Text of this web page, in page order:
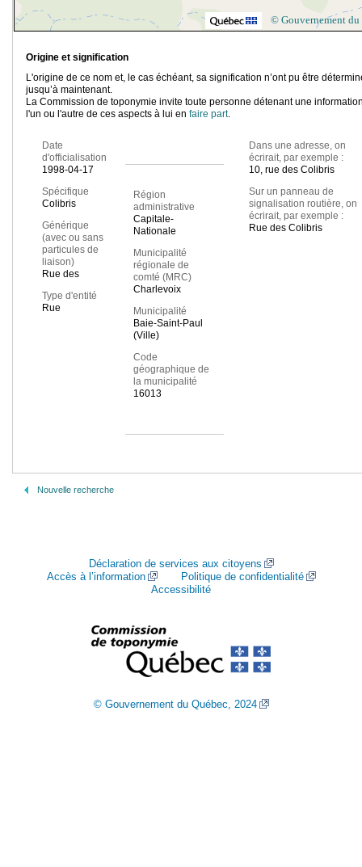
© Gouvernement du
Origine et signification
L'origine de ce nom et, le cas échéant, sa signification n’ont pu être
jusqu’à maintenant.
La Commission de toponymie invite toute personne détenant une
l'un ou l'autre de ces aspects à lui en faire part.
Date
d'officialisation
1998-04-17
Spécifique
Colibris
Générique
(avec ou sans
particules de
liaison)
Rue des
Type d'entité
Rue
Région
administrative
Capitale-
Nationale
Municipalité
régionale de
comté (MRC)
Charlevoix
Municipalité
Baie-Saint-Paul
(Ville)
Code
géographique de
la municipalité
16013
Dans une adresse, on
écrirait, par exemple :
10, rue des Colibris
Sur un panneau de
signalisation routière, on
écrirait, par exemple :
Rue des Colibris
Nouvelle recherche
Déclaration de services aux citoyens
Accès à l’information
Politique de confidentialité
Accessibilité
© Gouvernement du Québec, 2024